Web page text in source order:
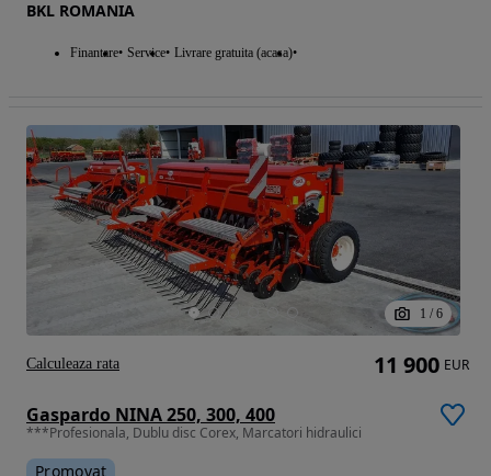
BKL ROMANIA
Finantare Service Livrare gratuita (acasa)
1 / 6
Gaspardo NINA 250, 300, 400
***Profesionala, Dublu disc Corex, Marcatori hidraulici
Promovat
11 900 EUR
Calculeaza rata